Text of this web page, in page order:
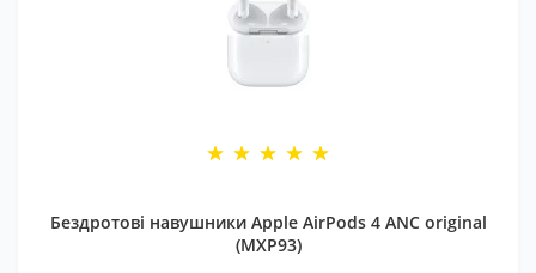
Бездротові навушники Apple AirPods 4 ANC original
(MXP93)